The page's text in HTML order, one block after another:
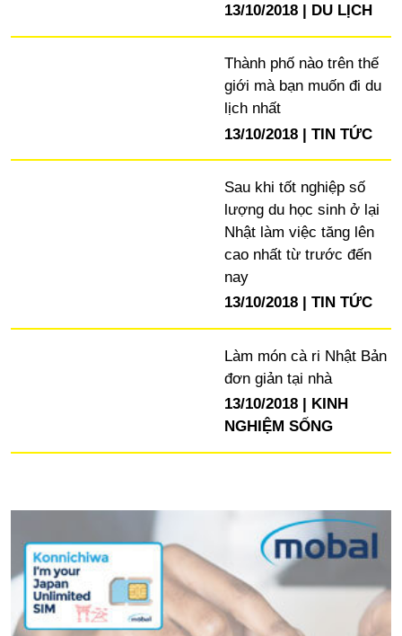
13/10/2018
DU LỊCH
Thành phố nào trên thế
giới mà bạn muốn đi du
lịch nhất
13/10/2018
TIN TỨC
Sau khi tốt nghiệp số
lượng du học sinh ở lại
Nhật làm việc tăng lên
cao nhất từ trước đến
nay
13/10/2018
TIN TỨC
Làm món cà ri Nhật Bản
đơn giản tại nhà
13/10/2018
KINH
NGHIỆM SỐNG